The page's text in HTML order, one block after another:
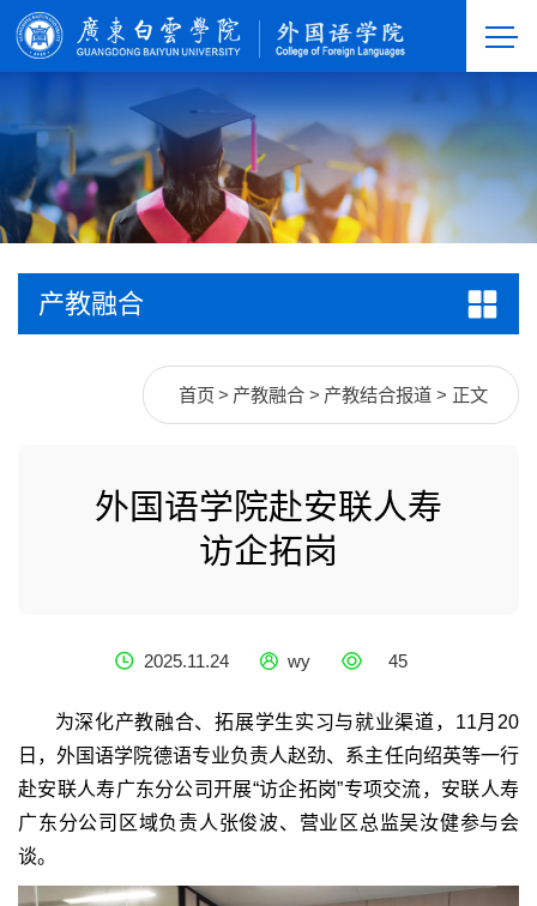
产教融合
首页 > 产教融合 > 产教结合报道 > 正文
外国语学院赴安联人寿
访企拓岗
2025.11.24 wy 45
为深化产教融合、拓展学生实习与就业渠道，11月20
日，外国语学院德语专业负责人赵劲、系主任向绍英等一行
赴安联人寿广东分公司开展“访企拓岗”专项交流，安联人寿
广东分公司区域负责人张俊波、营业区总监吴汝健参与会
谈。